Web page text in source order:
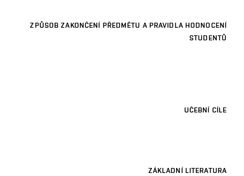
ZPŮSOB ZAKONČENÍ PŘEDMĚTU A PRAVIDLA HODNOCENÍ
STUDENTŮ
UČEBNÍ CÍLE
ZÁKLADNÍ LITERATURA